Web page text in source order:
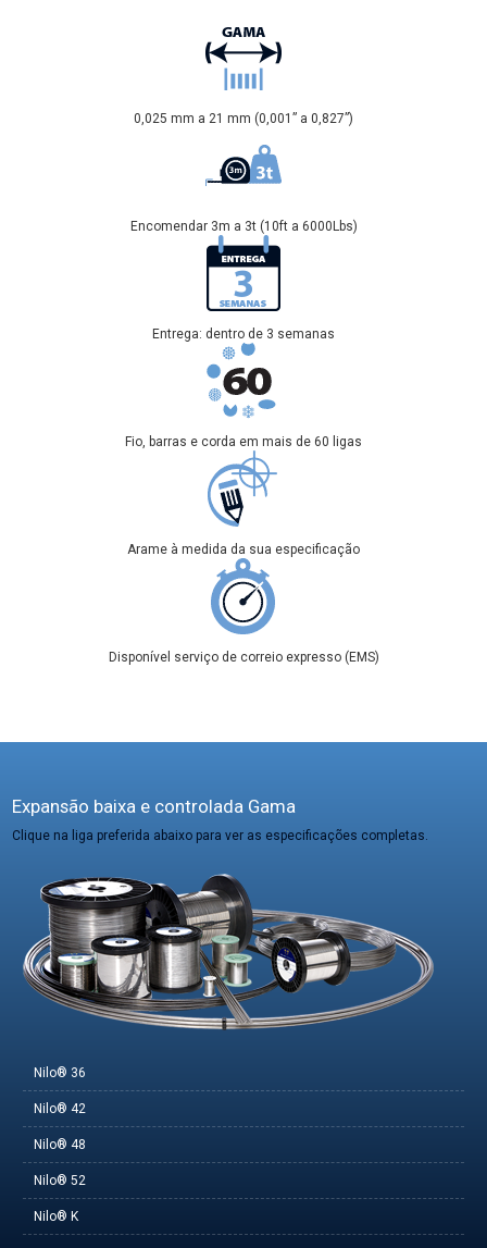
0,025 mm a 21 mm (0,001” a 0,827”)
Encomendar 3m a 3t (10ft a 6000Lbs)
Entrega: dentro de 3 semanas
Fio, barras e corda em mais de 60 ligas
Arame à medida da sua especificação
Disponível serviço de correio expresso (EMS)
Expansão baixa e controlada Gama
Clique na liga preferida abaixo para ver as especificações completas.
Nilo® 36
Nilo® 42
Nilo® 48
Nilo® 52
Nilo® K